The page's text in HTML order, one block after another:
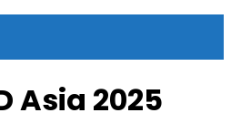
Asia 2025